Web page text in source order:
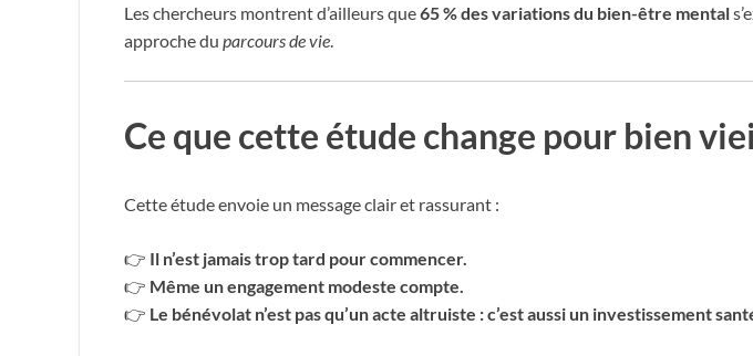
Les chercheurs montrent d’ailleurs que65 % des variations du bien-être mental
approche du parcours de vie
Ce que cette étude change pour bien
Cette étude envoie un message clair et rassurant :
👉 Il n’est jamais trop tard pour commencer.
👉 Même un engagement modeste compte.
👉 Le bénévolat n’est pas qu’un acte altruiste : c’est aussi un investissement